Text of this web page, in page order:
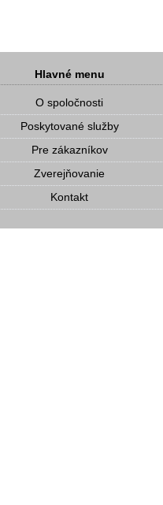
Hlavné menu
O spoločnosti
Poskytované služby
Pre zákazníkov
Zverejňovanie
Kontakt